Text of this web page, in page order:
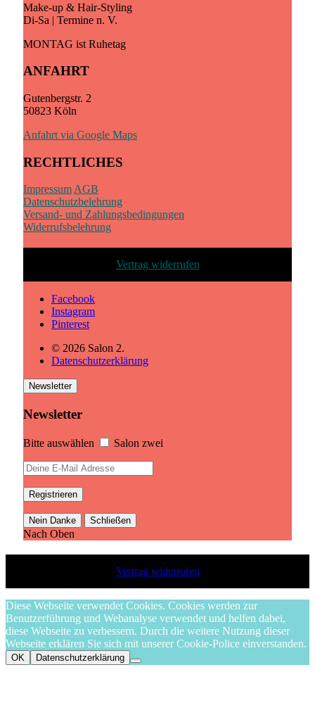
Make-up & Hair-Styling
Di-Sa | Termine n. V.
MONTAG ist Ruhetag
ANFAHRT
Gutenbergstr. 2
50823 Köln
Anfahrt via Google Maps
RECHTLICHES
Impressum AGB
Datenschutzbelehrung
Versand- und Zahlungsbedingungen
Widerrufsbelehrung
Vertrag widerrufen
Facebook
Instagram
Pinterest
© 2026 Salon 2.
Datenschutzerklärung
Newsletter
Newsletter
Bitte auswählen Salon zwei
Nein Danke Schließen
Nach Oben
Vertrag widerrufen
Diese Webseite verwendet Cookies. Cookies werden zur
Benutzerführung und Webanalyse verwendet und helfen dabei,
diese Webseite zu verbessern. Durch die weitere Nutzung dieser
Webseite erklären Sie sich mit unserer Cookie-Police einverstanden.
OK Datenschutzerklärung